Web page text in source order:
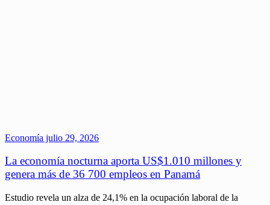
Economía julio 29, 2026
La economía nocturna aporta US$1.010 millones y
genera más de 36 700 empleos en Panamá
Estudio revela un alza de 24,1% en la ocupación laboral de la